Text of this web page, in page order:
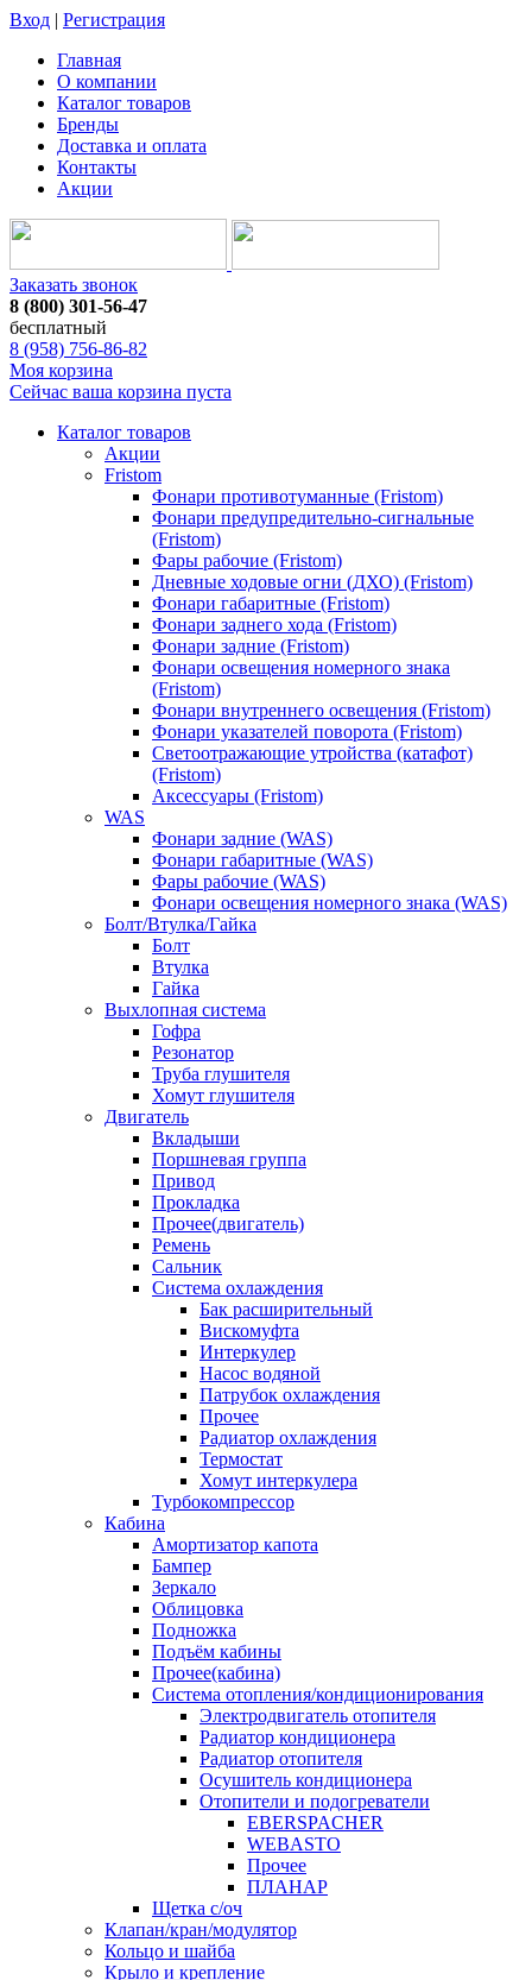
Вход | Регистрация
Главная
О компании
Каталог товаров
Бренды
Доставка и оплата
Контакты
Акции
Заказать звонок
8 (800) 301-56-47
бесплатный
8 (958) 756-86-82
Моя корзина
Сейчас ваша корзина пуста
Каталог товаров
Акции
Fristom
Фонари противотуманные (Fristom)
Фонари предупредительно-сигнальные
(Fristom)
Фары рабочие (Fristom)
Дневные ходовые огни (ДХО) (Fristom)
Фонари габаритные (Fristom)
Фонари заднего хода (Fristom)
Фонари задние (Fristom)
Фонари освещения номерного знака
(Fristom)
Фонари внутреннего освещения (Fristom)
Фонари указателей поворота (Fristom)
Светоотражающие утройства (катафот)
(Fristom)
Аксессуары (Fristom)
WAS
Фонари задние (WAS)
Фонари габаритные (WAS)
Фары рабочие (WAS)
Фонари освещения номерного знака (WAS)
Болт/Втулка/Гайка
Болт
Втулка
Гайка
Выхлопная система
Гофра
Резонатор
Труба глушителя
Хомут глушителя
Двигатель
Вкладыши
Поршневая группа
Привод
Прокладка
Прочее(двигатель)
Ремень
Сальник
Система охлаждения
Бак расширительный
Вискомуфта
Интеркулер
Насос водяной
Патрубок охлаждения
Прочее
Радиатор охлаждения
Термостат
Хомут интеркулера
Турбокомпрессор
Кабина
Амортизатор капота
Бампер
Зеркало
Облицовка
Подножка
Подъём кабины
Прочее(кабина)
Система отопления/кондиционирования
Электродвигатель отопителя
Радиатор кондиционера
Радиатор отопителя
Осушитель кондиционера
Отопители и подогреватели
EBERSPACHER
WEBASTO
Прочее
ПЛАНАР
Щетка с/оч
Клапан/кран/модулятор
Кольцо и шайба
Крыло и крепление